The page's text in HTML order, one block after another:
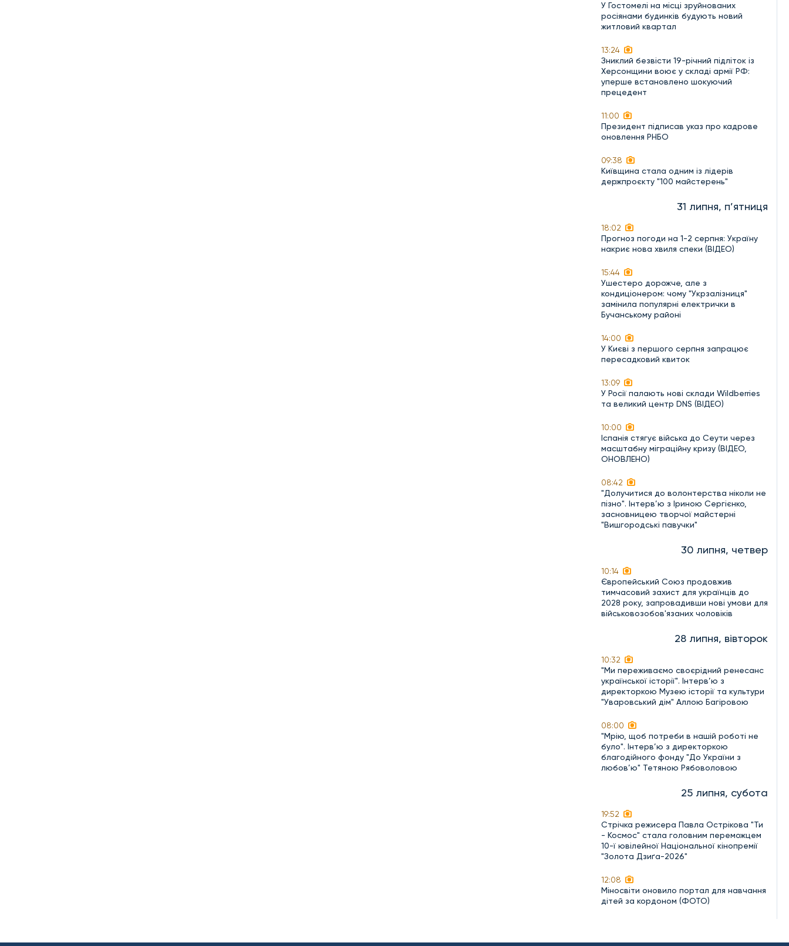
У Гостомелі на місці зруйнованих
росіянами будинків будують новий
житловий квартал
13:24
Зниклий безвісти 19-річний підліток із
Херсонщини воює у складі армії РФ:
уперше встановлено шокуючий
прецедент
11:00
Президент підписав указ про кадрове
оновлення РНБО
09:38
Київщина стала одним із лідерів
держпроєкту "100 майстерень"
31 липня, п’ятниця
18:02
Прогноз погоди на 1-2 серпня: Україну
накриє нова хвиля спеки (ВІДЕО)
15:44
Ушестеро дорожче, але з
кондиціонером: чому "Укрзалізниця"
замінила популярні електрички в
Бучанському районі
14:00
У Києві з першого серпня запрацює
пересадковий квиток
13:09
У Росії палають нові склади Wildberries
та великий центр DNS (ВІДЕО)
10:00
Іспанія стягує війська до Сеути через
масштабну міграційну кризу (ВІДЕО,
ОНОВЛЕНО)
08:42
"Долучитися до волонтерства ніколи не
пізно". Інтерв’ю з Іриною Сергієнко,
засновницею творчої майстерні
"Вишгородські павучки"
30 липня, четвер
10:14
Європейський Союз продовжив
тимчасовий захист для українців до
2028 року, запровадивши нові умови для
військовозобов'язаних чоловіків
28 липня, вівторок
10:32
"Ми переживаємо своєрідний ренесанс
української історії". Інтерв’ю з
директоркою Музею історії та культури
"Уваровський дім" Аллою Багіровою
08:00
"Мрію, щоб потреби в нашій роботі не
було". Інтерв’ю з директоркою
благодійного фонду "До України з
любов’ю" Тетяною Рябоволовою
25 липня, субота
19:52
Стрічка режисера Павла Острікова "Ти
- Космос" стала головним переможцем
10-ї ювілейної Національної кінопремії
"Золота Дзиґа-2026"
12:08
Міносвіти оновило портал для навчання
дітей за кордоном (ФОТО)